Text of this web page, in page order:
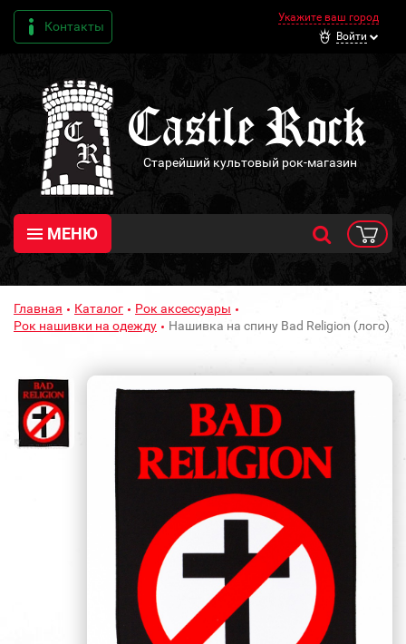
Контакты
Укажите ваш город
Войти
Старейший культовый рок-магазин
МЕНЮ
Главная Каталог
Рок аксессуары
Рок нашивки на одежду
Нашивка на спину Bad Religion (лого)